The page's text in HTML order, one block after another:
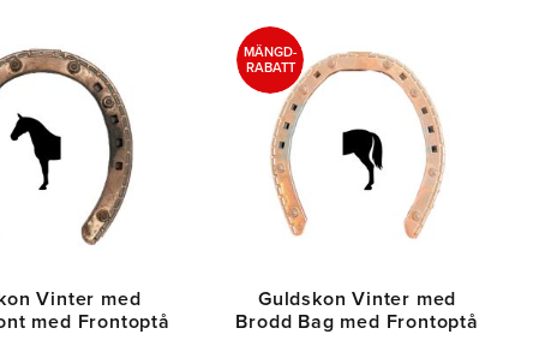
Vinter med
med Frontoptå
Guldskon Vinter med
Brodd Bag med Frontoptå
MÄNGD-
RABATT